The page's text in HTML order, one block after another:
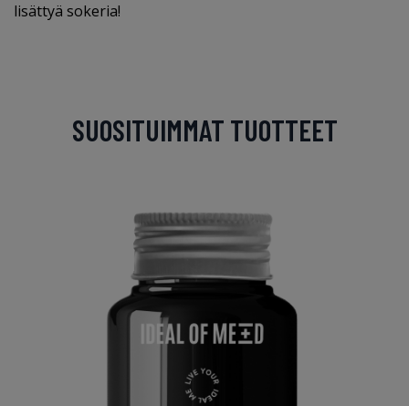
lisättyä sokeria!
SUOSITUIMMAT TUOTTEET